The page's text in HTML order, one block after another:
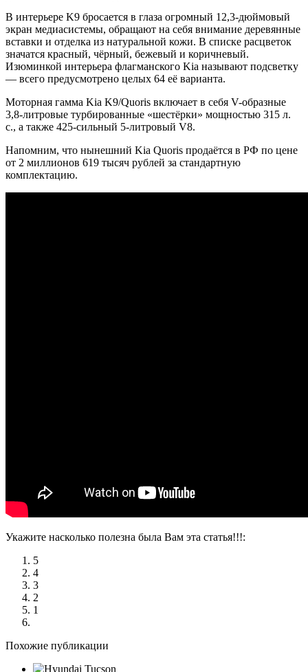
В интерьере K9 бросается в глаза огромный 12,3-дюймовый
экран медиасистемы, обращают на себя внимание деревянные
вставки и отделка из натуральной кожи. В списке расцветок
значатся красный, чёрный, бежевый и коричневый.
Изюминкой интерьера флагманского Kia называют подсветку
— всего предусмотрено целых 64 её варианта.
Моторная гамма Kia K9/Quoris включает в себя V-образные
3,8-литровые турбированные «шестёрки» мощностью 315 л.
с., а также 425-сильный 5-литровый V8.
Напомним, что нынешний Kia Quoris продаётся в РФ по цене
от 2 миллионов 619 тысяч рублей за стандартную
комплектацию.
Укажите насколько полезна была Вам эта статья!!!:
5
4
3
2
1
Похожие публикации